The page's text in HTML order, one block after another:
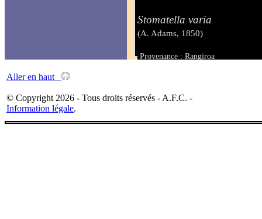
Stomatella varia
(A. Adams, 1850)
Provenance : Rangiroa
Aller en haut
© Copyright 2026 - Tous droits réservés - A.F.C. -
Information légale.